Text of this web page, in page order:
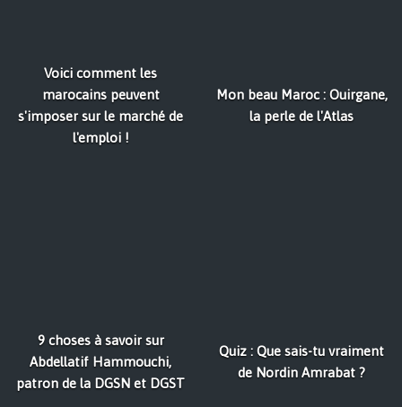
Voici comment les
marocains peuvent
s'imposer sur le marché de
l'emploi !
Mon beau Maroc : Ouirgane,
la perle de l'Atlas
9 choses à savoir sur
Abdellatif Hammouchi,
patron de la DGSN et DGST
Quiz : Que sais-tu vraiment
de Nordin Amrabat ?